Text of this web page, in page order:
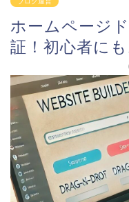
ホームページ
証！初心者に